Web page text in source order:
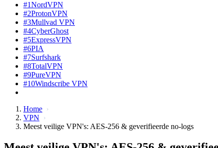
#1NordVPN
#2ProtonVPN
#3Mullvad VPN
#4CyberGhost
#5ExpressVPN
#6PIA
#7Surfshark
#8TotalVPN
#9PureVPN
#10Windscribe VPN
Home
VPN
Meest veilige VPN's: AES-256 & geverifieerde no-logs